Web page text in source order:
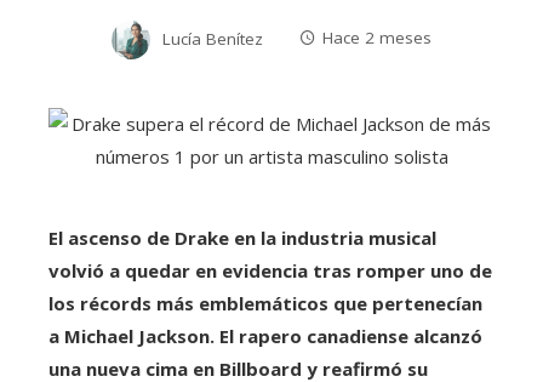
Lucía Benítez Hace 2 meses
El ascenso de Drake en la industria musical
volvió a quedar en evidencia tras romper uno de
los récords más emblemáticos que pertenecían
a Michael Jackson. El rapero canadiense alcanzó
una nueva cima en Billboard y reafirmó su